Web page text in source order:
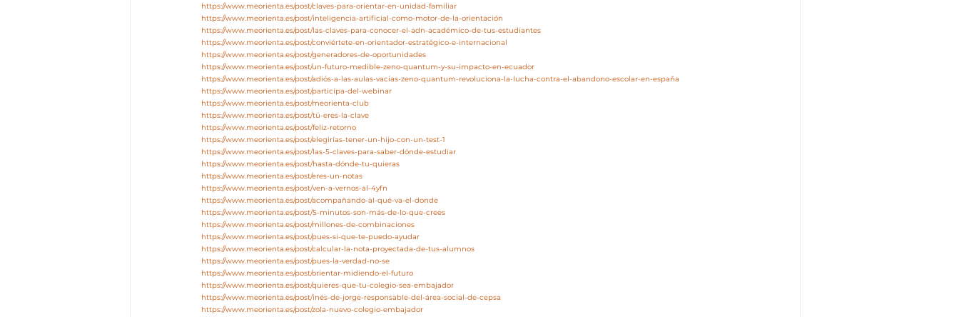
https://www.meorienta.es/post/claves-para-orientar-en-unidad-familiar
https://www.meorienta.es/post/inteligencia-artificial-como-motor-de-la-orientación
https://www.meorienta.es/post/las-claves-para-conocer-el-adn-académico-de-tus-estudiantes
https://www.meorienta.es/post/conviértete-en-orientador-estratégico-e-internacional
https://www.meorienta.es/post/generadores-de-oportunidades
https://www.meorienta.es/post/un-futuro-medible-zeno-quantum-y-su-impacto-en-ecuador
https://www.meorienta.es/post/adiós-a-las-aulas-vacías-zeno-quantum-revoluciona-la-lucha-contra-el-abandono-escolar-en-españa
https://www.meorienta.es/post/participa-del-webinar
https://www.meorienta.es/post/meorienta-club
https://www.meorienta.es/post/tú-eres-la-clave
https://www.meorienta.es/post/feliz-retorno
https://www.meorienta.es/post/elegirías-tener-un-hijo-con-un-test-1
https://www.meorienta.es/post/las-5-claves-para-saber-dónde-estudiar
https://www.meorienta.es/post/hasta-dónde-tu-quieras
https://www.meorienta.es/post/eres-un-notas
https://www.meorienta.es/post/ven-a-vernos-al-4yfn
https://www.meorienta.es/post/acompañando-al-qué-va-el-donde
https://www.meorienta.es/post/5-minutos-son-más-de-lo-que-crees
https://www.meorienta.es/post/millones-de-combinaciones
https://www.meorienta.es/post/pues-si-que-te-puedo-ayudar
https://www.meorienta.es/post/calcular-la-nota-proyectada-de-tus-alumnos
https://www.meorienta.es/post/pues-la-verdad-no-se
https://www.meorienta.es/post/orientar-midiendo-el-futuro
https://www.meorienta.es/post/quieres-que-tu-colegio-sea-embajador
https://www.meorienta.es/post/inés-de-jorge-responsable-del-área-social-de-cepsa
https://www.meorienta.es/post/zola-nuevo-colegio-embajador